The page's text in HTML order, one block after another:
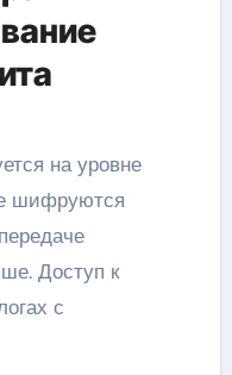
на уровне
шифруются
Доступ к
с